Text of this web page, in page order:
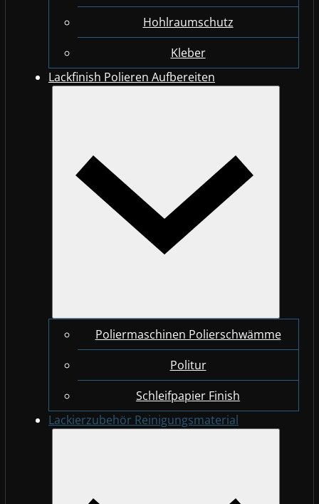
Hohlraumschutz
Kleber
Lackfinish Polieren Aufbereiten
Poliermaschinen Polierschwämme
Politur
Schleifpapier Finish
Lackierzubehör Reinigungsmaterial